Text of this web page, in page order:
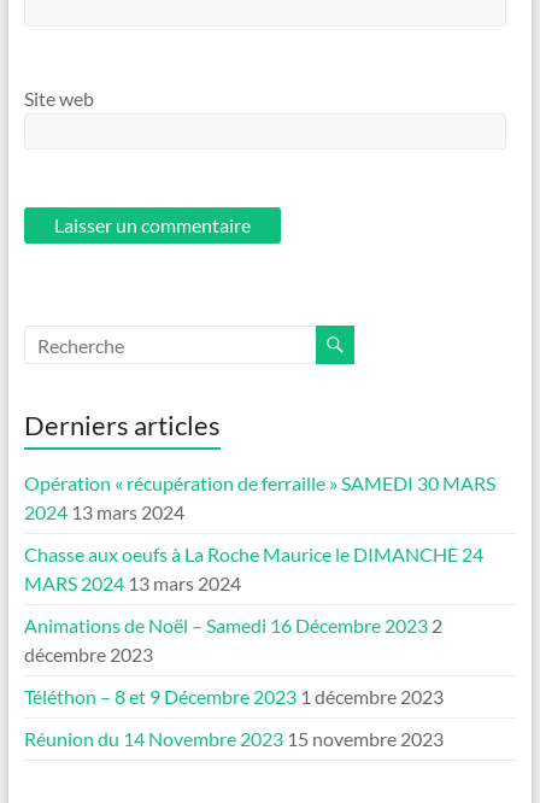
Site web
Derniers articles
Opération « récupération de ferraille » SAMEDI 30 MARS
2024 13 mars 2024
Chasse aux oeufs à La Roche Maurice le DIMANCHE 24
MARS 2024 13 mars 2024
Animations de Noël – Samedi 16 Décembre 2023 2
décembre 2023
Téléthon – 8 et 9 Décembre 2023 1 décembre 2023
Réunion du 14 Novembre 2023 15 novembre 2023